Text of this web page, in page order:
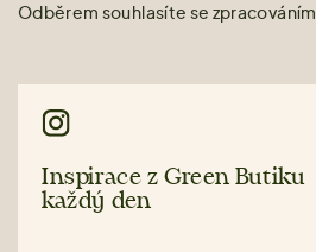
Odběrem souhlasíte se zpracováním
Inspirace z Green Butiku
každý den